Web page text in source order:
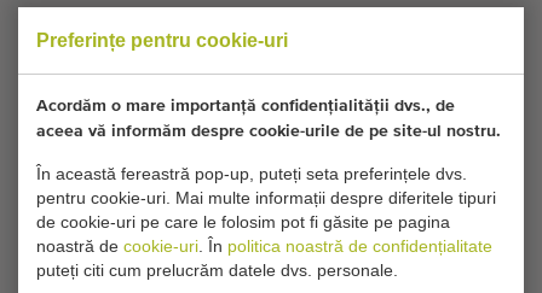
Preferințe pentru cookie-uri
Acordăm o mare importanță confidențialității dvs., de
aceea vă informăm despre cookie-urile de pe site-ul nostru.
În această fereastră pop-up, puteți seta preferințele dvs.
pentru cookie-uri. Mai multe informații despre diferitele tipuri
de cookie-uri pe care le folosim pot fi găsite pe pagina
noastră de cookie-uri . În politica noastră de confidențialitate
puteți citi cum prelucrăm datele dvs. personale.
Doriți să fiți informat când devine disponibil un Maşini de
spălat legume comparabil? Completați detaliile dvs. aici.
parte. Ajustați setările de cookie pentru a accesa
această parte.
MODIFICĂ SETĂRILE COOKIE-URILOR